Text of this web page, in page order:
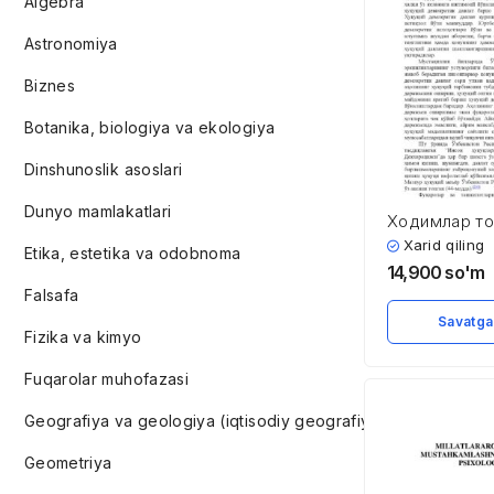
Astronomiya
Biznes
Botanika, biologiya va ekologiya
Dinshunoslik asoslari
Dunyo mamlakatlari
Etika, estetika va odobnoma
Falsafa
Fizika va kimyo
Fuqarolar muhofazasi
Geografiya va geologiya (iqtisodiy geografiya)
Geometriya
Ходимлар
етказилган
ундириш
процессуал
Xarid qiling
14,900 so'm